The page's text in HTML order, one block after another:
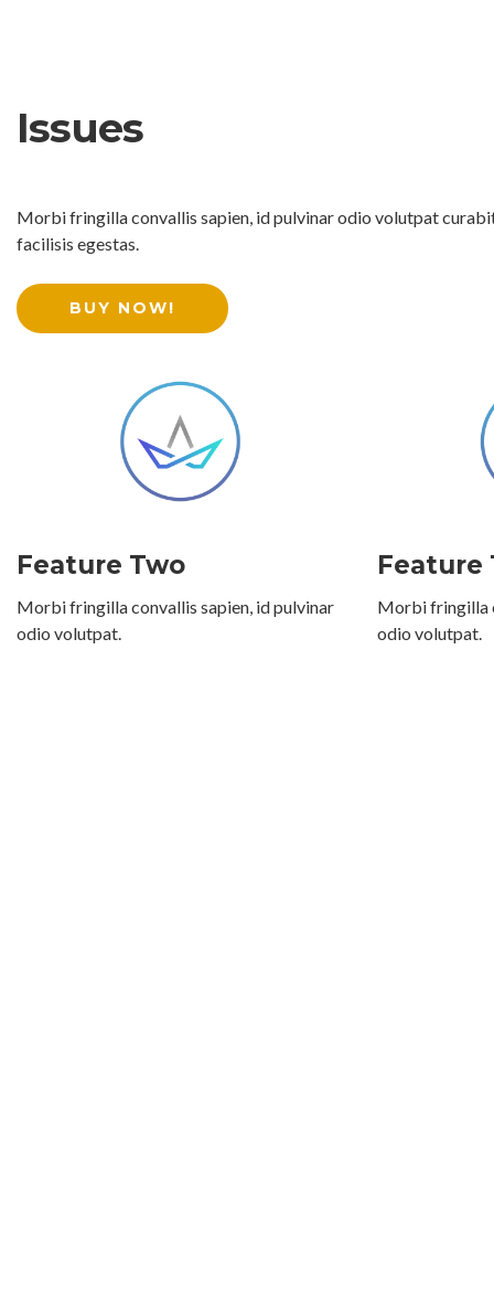
Issues
Morbi fringilla convallis sapien, id pulvinar odio volutpat
facilisis egestas.
BUY NOW!
Feature Two
Morbi fringilla convallis sapien, id pulvinar
odio volutpat.
Feature
Morbi fringilla
odio volutpat.